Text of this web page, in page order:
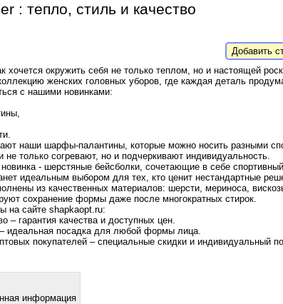
: тепло, стиль и качество
Добавить
хочется окружить себя не только теплом, но и настоящей
женских головных уборов, где каждая деталь
с нашими новинками:
наши шарфы-палантины, которые можно носить разными
только согревают, но и подчеркивают индивидуальность.
- шерстяные бейсболки, сочетающие в себе
идеальным выбором для тех, кто ценит нестандартные
из качественных материалов: шерсти, мериноса,
сохранение формы даже после многократных стирок.
на сайте shapkaopt.ru:
– гарантия качества и доступных цен.
идеальная посадка для любой формы лица.
покупателей – специальные скидки и индивидуальный
информация